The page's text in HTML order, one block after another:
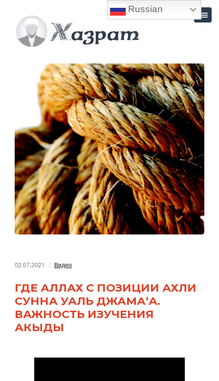
02.07.2021 Видео
ГДЕ АЛЛАХ С ПОЗИЦИИ АХЛИ
СУННА УАЛЬ ДЖАМА’А.
ВАЖНОСТЬ ИЗУЧЕНИЯ
АКЫДЫ
Russian